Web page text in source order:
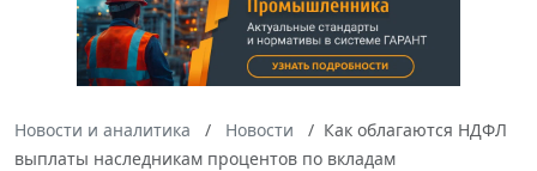
Новости и аналитика Новости
Как облагаются НДФЛ
выплаты наследникам процентов по вкладам